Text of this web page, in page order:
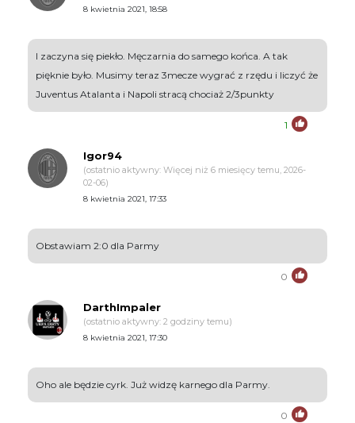
8 kwietnia 2021, 18:58
I zaczyna się piekło. Męczarnia do samego końca. A tak
pięknie było. Musimy teraz 3mecze wygrać z rzędu i liczyć że
Juventus Atalanta i Napoli stracą chociaż 2/3punkty
1
Igor94
(ostatnio aktywny: Więcej niż 6 miesięcy temu, 2026-
02-06)
8 kwietnia 2021, 17:33
Obstawiam 2:0 dla Parmy
0
DarthImpaler
(ostatnio aktywny: 2 godziny temu)
8 kwietnia 2021, 17:30
Oho ale będzie cyrk. Już widzę karnego dla Parmy.
0